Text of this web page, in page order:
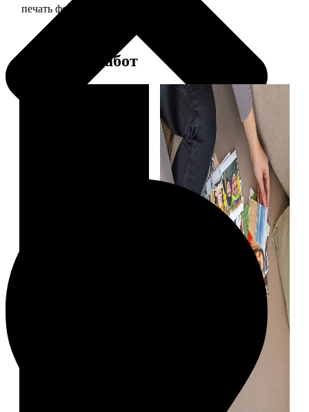
печать фото 20х20
Примеры работ